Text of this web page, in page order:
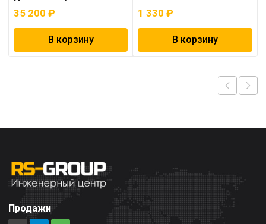
35 200 ₽
В корзину
1 330₽
В корзину
Продажи